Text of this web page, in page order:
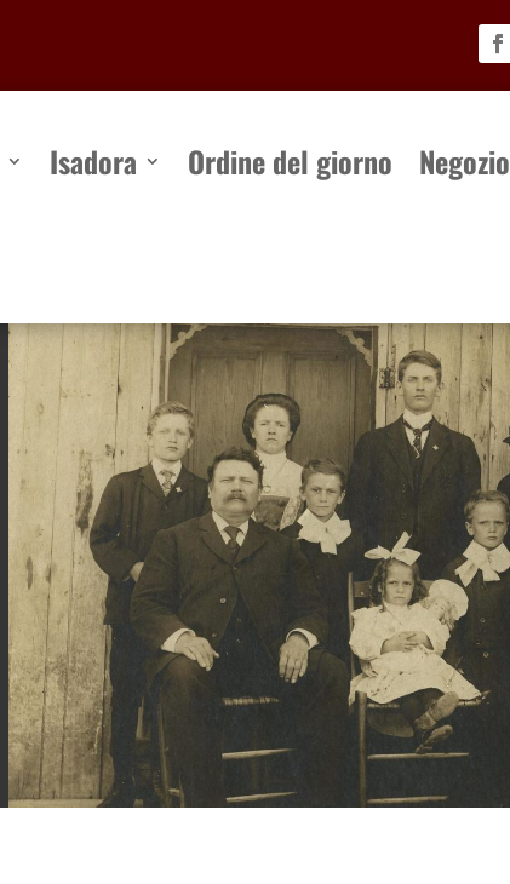
Isadora Ordine del giorno Negozio
Isadora Ordine del giorno Negozio